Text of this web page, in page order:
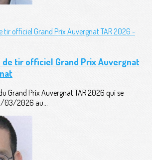
tir officiel Grand Prix Auvergnat
Grand Prix Auvergnat TAR 2026 qui se
03/2026 au...